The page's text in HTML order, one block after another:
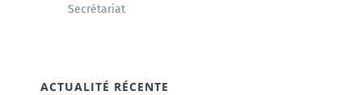
Secrétariat
ACTUALITÉ RÉCENTE